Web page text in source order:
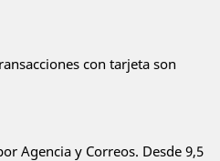
con tarjeta son
Agencia y Correos. Desde 9,5